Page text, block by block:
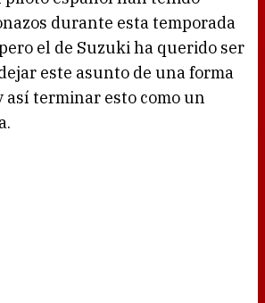
durante esta temporada
el de Suzuki ha querido ser
este asunto de una forma
así terminar esto como un